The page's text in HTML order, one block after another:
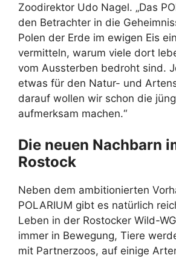
Zoodirektor Udo Nagel. „Das
den Betrachter in die
Polen der Erde im ewigen Eis
vermitteln, warum viele dort
vom Aussterben bedroht sind.
etwas für den Natur- und
darauf wollen wir schon die
aufmerksam machen.“
Die neuen Nachbarn
Rostock
Neben dem ambitionierten
POLARIUM gibt es natürlich
Leben in der Rostocker Wild-
immer in Bewegung, Tiere
mit Partnerzoos, auf einige